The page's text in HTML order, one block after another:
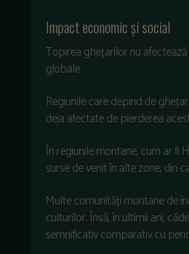
Impact economic și social
Topirea ghețarilor nu
globale.
Regiunile care depind de
deja afectate de pierderea
În regiunile montane, cum ar fi
surse de venit în alte zone, din
Multe comunități montane de
culturilor. Însă, în ultimii ani,
semnificativ comparativ cu